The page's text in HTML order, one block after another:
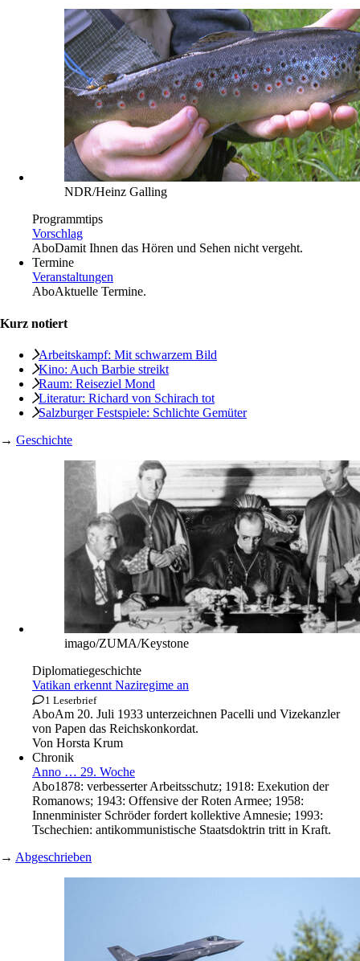
NDR/Heinz Galling
Programmtips
Vorschlag
AboDamit Ihnen das Hören und Sehen nicht vergeht.
Termine
Veranstaltungen
AboAktuelle Termine.
Kurz notiert
Arbeitskampf: Mit schwarzem Bild
Kino: Auch Barbie streikt
Raum: Reiseziel Mond
Literatur: Richard von Schirach tot
Salzburger Festspiele: Schlichte Gemüter
→ Geschichte
imago/ZUMA/Keystone
Diplomatiegeschichte
Vatikan erkennt Naziregime an
1 Leserbrief
AboAm 20. Juli 1933 unterzeichnen Pacelli und Vizekanzler
von Papen das Reichskonkordat.
Von Horsta Krum
Chronik
Anno … 29. Woche
Abo1878: verbesserter Arbeitsschutz; 1918: Exekution der
Romanows; 1943: Offensive der Roten Armee; 1958:
Innenminister Schröder fordert kollektive Amnesie; 1993:
Tschechien: antikommunistische Staatsdoktrin tritt in Kraft.
→ Abgeschrieben